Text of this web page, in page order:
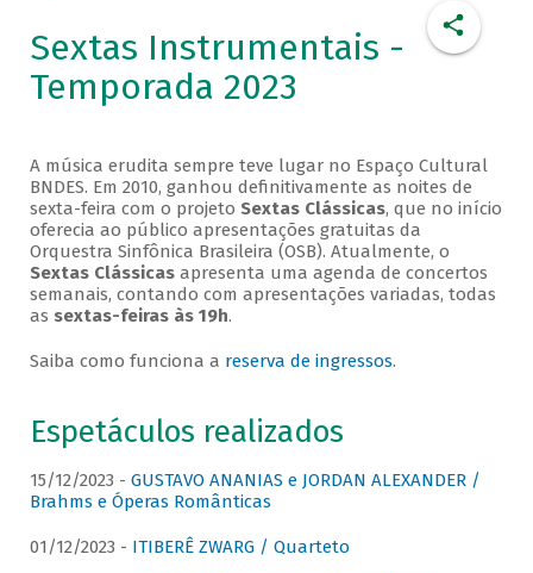
Sextas Instrumentais -
Temporada 2023
A música erudita sempre teve lugar no Espaço Cultural
BNDES. Em 2010, ganhou definitivamente as noites de
sexta-feira com o projeto Sextas Clássicas, que no início
oferecia ao público apresentações gratuitas da
Orquestra Sinfônica Brasileira (OSB). Atualmente, o
Sextas Clássicasapresenta uma agenda de concertos
semanais, contando com apresentações variadas, todas
as sextas-feiras às 19h.
Saiba como funciona a reserva de ingressos.
Espetáculos realizados
15/12/2023 - GUSTAVO ANANIAS e JORDAN ALEXANDER /
Brahms e Óperas Românticas
01/12/2023 - ITIBERÊ ZWARG / Quarteto